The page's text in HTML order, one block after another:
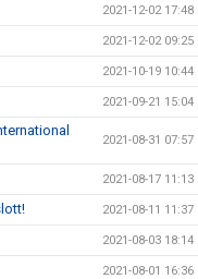
2021-12-02 17:48
2021-12-02 09:25
2021-10-19 10:44
2021-09-21 15:04
2021-08-31 07:57
2021-08-17 11:13
2021-08-11 11:37
2021-08-03 18:14
2021-08-01 16:36